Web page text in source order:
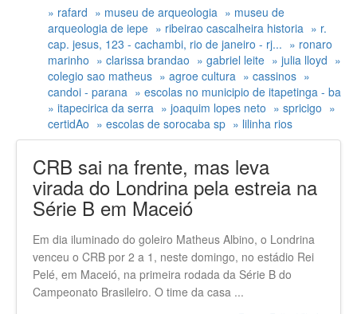
» rafard » museu de arqueologia » museu de
arqueologia de iepe » ribeirao cascalheira historia » r.
cap. jesus, 123 - cachambi, rio de janeiro - rj... » ronaro
marinho » clarissa brandao » gabriel leite » julia lloyd »
colegio sao matheus » agroe cultura » cassinos »
candoi - parana » escolas no municipio de itapetinga - ba
» itapecirica da serra » joaquim lopes neto » spricigo »
certidAo » escolas de sorocaba sp » lilinha rios
CRB sai na frente, mas leva
virada do Londrina pela estreia na
Série B em Maceió
Em dia iluminado do goleiro Matheus Albino, o Londrina
venceu o CRB por 2 a 1, neste domingo, no estádio Rei
Pelé, em Maceió, na primeira rodada da Série B do
Campeonato Brasileiro. O time da casa ...